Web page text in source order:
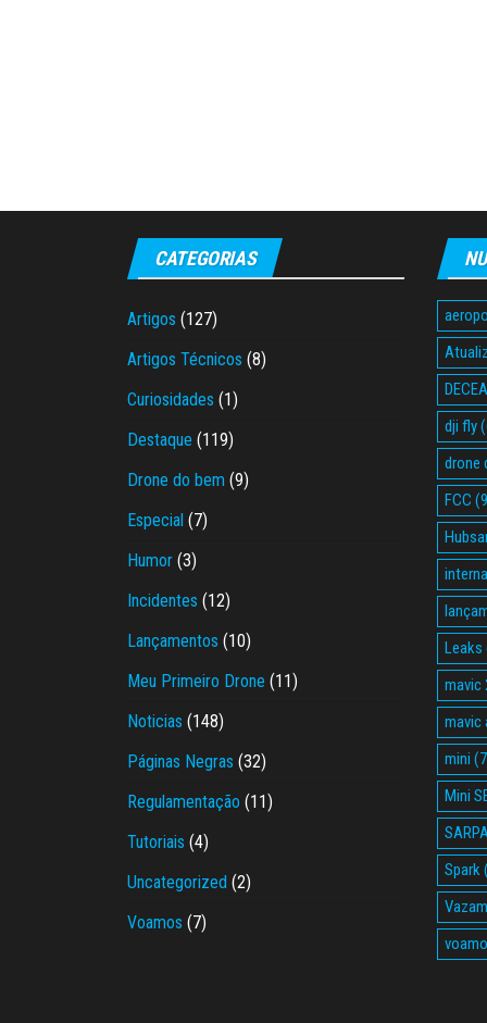
CATEGORIAS
Artigos (127)
Artigos Técnicos (8)
Curiosidades (1)
Destaque (119)
Drone do bem (9)
Especial (7)
Humor (3)
Incidentes (12)
Lançamentos (10)
Meu Primeiro Drone (11)
Noticias (148)
Páginas Negras (32)
Regulamentação (11)
Tutoriais (4)
Uncategorized (2)
Voamos (7)
DECEA
dji fly
drone
FCC
Leaks
mavic
mavic
mini
Mini
Spark